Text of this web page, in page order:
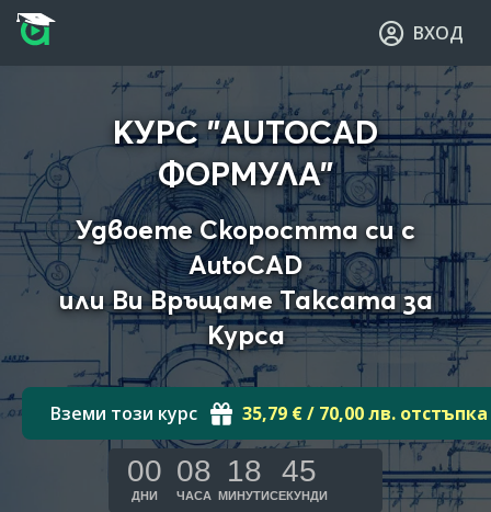
Прескочи към основното съдържание
Прескочи към навигацията
ВХОД
КУРС "AUTOCAD
ФОРМУЛА"
Удвоете Скоростта си с
AutoCAD
или Ви Връщаме Таксата за
Курса
Вземи този курс 35,79 € / 70,00 лв. отстъпка
00
ДНИ
08
ЧАСА
18
МИНУТИ
44
СЕКУНДИ